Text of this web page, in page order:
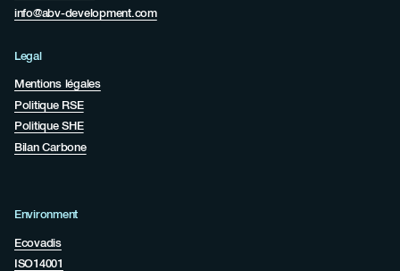
info@abv-development.com
Legal
Mentions légales
Politique RSE
Politique SHE
Bilan Carbone
Environment
Ecovadis
ISO14001